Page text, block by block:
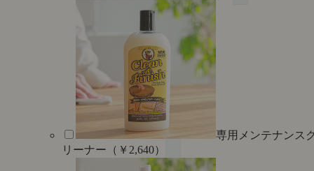
専用メンテナンス
リーナー（￥2,640）